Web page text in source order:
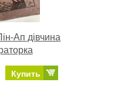
Ап дівчина
Купить